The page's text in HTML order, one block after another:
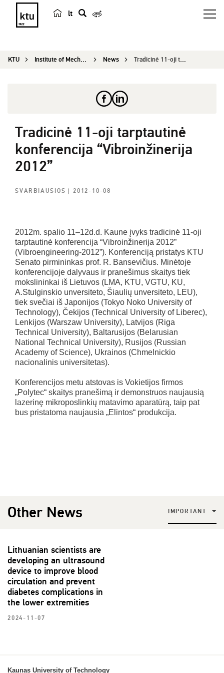
lt
r
KTU Institute of Mechatronics News Tradicinė 11-oji tarptautinė konferencija “Vibro...
Tradicinė 11-oji tarptautinė
konferencija “Vibroinžinerija
2012”
SVARBIAUSIOS | 2012-10-08
2012m. spalio 11–12d.d. Kaune įvyks tradicinė 11-oji
tarptautinė konferencija “Vibroinžinerija 2012”
(Vibroengineering-2012”). Konferenciją pristatys KTU
Senato pirmininkas prof. R. Bansevičius. Minėtoje
konferencijoje dalyvaus ir pranešimus skaitys tiek
mokslininkai iš Lietuvos (LMA, KTU, VGTU, KU,
A.Stulginskio unversiteto, Šiaulių unversiteto, LEU),
tiek svečiai iš Japonijos (Tokyo Noko University of
Technology), Čekijos (Technical University of Liberec),
Lenkijos (Warszaw University), Latvijos (Riga
Technical University), Baltarusijos (Belarusian
National Technical University), Rusijos (Russian
Academy of Science), Ukrainos (Chmelnickio
nacionalinis universitetas).
Konferencijos metu atstovas is Vokietijos firmos
„Polytec“ skaitys pranešimą ir demonstruos naujausią
lazerinę mikroposlinkių matavimo aparatūrą, taip pat
bus pristatoma naujausia „Elintos“ produkcija.
Other News IMPORTANT
Lithuanian scientists are
developing an ultrasound
device to improve blood
circulation and prevent
diabetes complications in
the lower extremities
2024-11-07
Kaunas University of Technology